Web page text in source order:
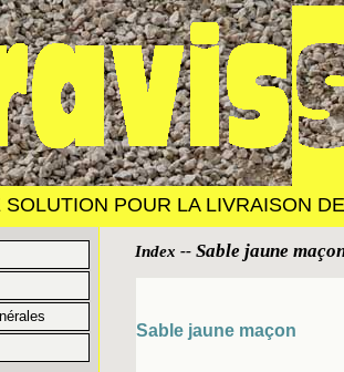
SOLUTION POUR LA LIVRAISON
Index -- Sable jaune
Sable jaune maçon